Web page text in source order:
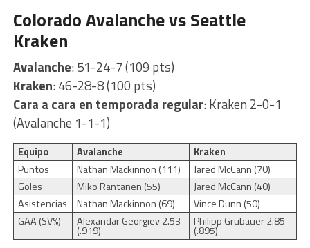
Colorado Avalanche vs Seattle
Kraken
Avalanche: 51-24-7 (109 pts)
Kraken: 46-28-8 (100 pts)
Cara a cara en temporada regular: Kraken 2-0-1
(Avalanche 1-1-1)
Equipo Avalanche
Kraken
Puntos
Nathan Mackinnon (111)
Jared McCann (70)
Goles
Miko Rantanen (55)
Jared McCann (40)
Asistencias
Nathan Mackinnon (69)
Vince Dunn (50)
GAA (SV%)
Alexandar Georgiev 2.53
(.919)
Philipp Grubauer 2.85
(.895)